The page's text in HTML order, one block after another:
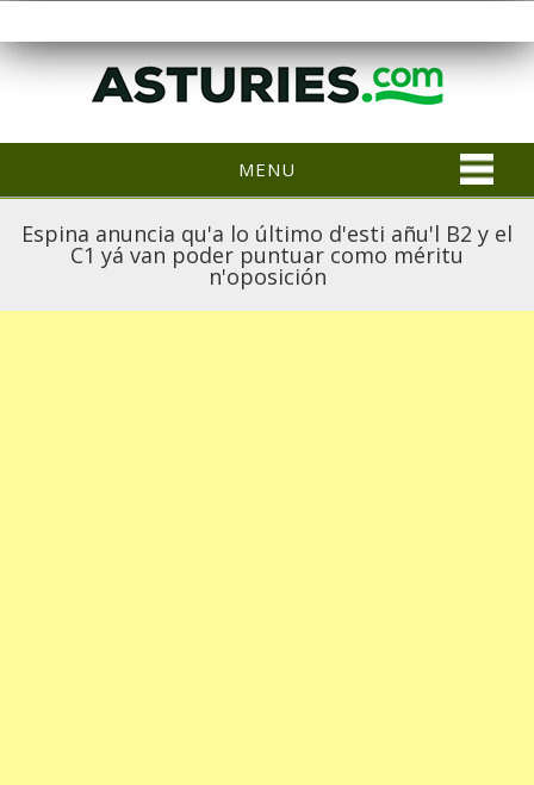
MENU
Espina anuncia qu'a lo último d'esti añu'l B2 y el
C1 yá van poder puntuar como méritu
n'oposición